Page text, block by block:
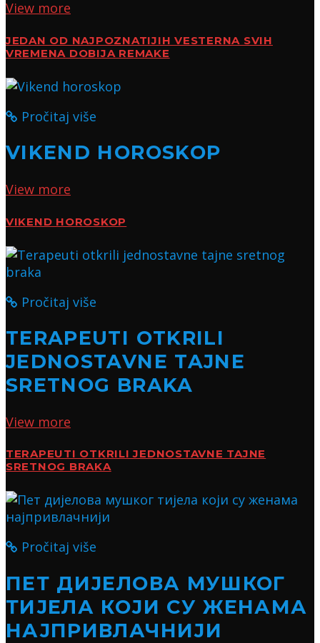
View more
JEDAN OD NAJPOZNATIJIH VESTERNA SVIH
VREMENA DOBIJA REMAKE
Pročitaj više
VIKEND HOROSKOP
View more
VIKEND HOROSKOP
Pročitaj više
TERAPEUTI OTKRILI
JEDNOSTAVNE TAJNE
SRETNOG BRAKA
View more
TERAPEUTI OTKRILI JEDNOSTAVNE TAJNE
SRETNOG BRAKA
Pročitaj više
ПЕТ ДИЈЕЛОВА МУШКОГ
ТИЈЕЛА КОЈИ СУ ЖЕНАМА
НАЈПРИВЛАЧНИЈИ